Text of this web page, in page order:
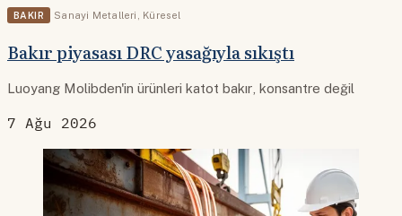
BAKIR Sanayi Metalleri Küresel
Bakır piyasası DRC yasağıyla sıkıştı
Luoyang Molibden'in ürünleri katot bakır, konsantre değil
7 Ağu 2026